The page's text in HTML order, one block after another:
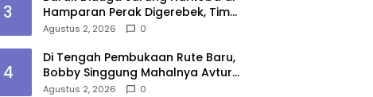
3
Hamparan Perak Digerebek, Tim
Gabungan Musnahkan Lokasi
Agustus 2, 2026 0
4
Di Tengah Pembukaan Rute Baru,
Bobby Singgung Mahalnya Avtur
Kualanamu
Agustus 2, 2026 0